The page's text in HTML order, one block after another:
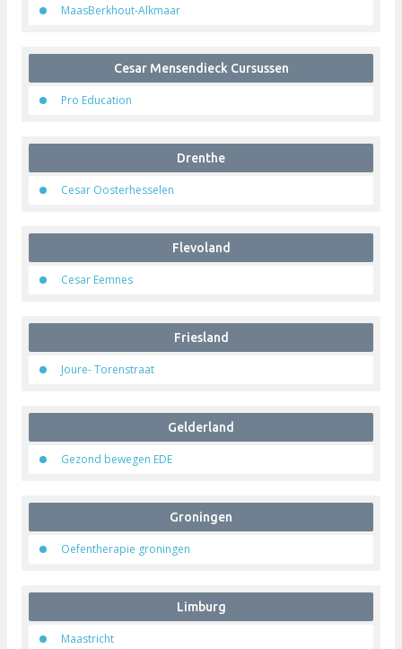
MaasBerkhout-Alkmaar
Cesar Mensendieck Cursussen
Pro Education
Drenthe
Cesar Oosterhesselen
Flevoland
Cesar Eemnes
Friesland
Joure- Torenstraat
Gelderland
Gezond bewegen EDE
Groningen
Oefentherapie groningen
Limburg
Maastricht